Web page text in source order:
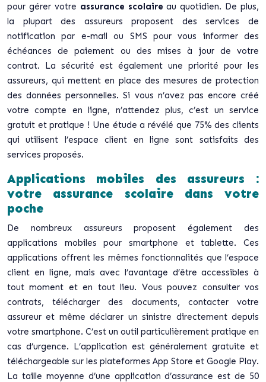
pour gérer votre assurance scolaireau quotidien. De plus,
la plupart des assureurs proposent des services de
notification par e-mail ou SMS pour vous informer des
échéances de paiement ou des mises à jour de votre
contrat. La sécurité est également une priorité pour les
assureurs, qui mettent en place des mesures de protection
des données personnelles. Si vous n’avez pas encore créé
votre compte en ligne, n’attendez plus, c’est un service
gratuit et pratique ! Une étude a révélé que 75% des clients
qui utilisent l’espace client en ligne sont satisfaits des
services proposés.
Applications mobiles des assureurs :
votre assurance scolaire dans votre
poche
De nombreux assureurs proposent également des
applications mobiles pour smartphone et tablette. Ces
applications offrent les mêmes fonctionnalités que l’espace
client en ligne, mais avec l’avantage d’être accessibles à
tout moment et en tout lieu. Vous pouvez consulter vos
contrats, télécharger des documents, contacter votre
assureur et même déclarer un sinistre directement depuis
votre smartphone. C’est un outil particulièrement pratique en
cas d’urgence. L’application est généralement gratuite et
téléchargeable sur les plateformes App Store et Google Play.
La taille moyenne d’une application d’assurance est de 50